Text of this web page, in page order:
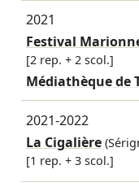
2021
Festival
[2 rep. + 2 scol.]
Médiathèque de
2021-2022
La Cigalière
[1 rep. + 3 scol.]